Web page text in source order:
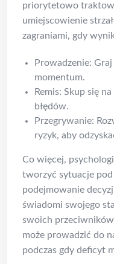
priorytetowo
umiejscowienie
zagraniami, gdy
Prowadzenie:
momentum.
Remis: Skup się
błędów.
Przegrywanie:
ryzyk, aby
Co więcej,
tworzyć sytuacje
podejmowanie
świadomi swojego
swoich
może prowadzić do
podczas gdy deficyt